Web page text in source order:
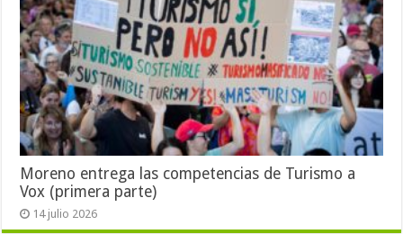
Moreno entrega las competencias de Turismo a
Vox (primera parte)
14 julio 2026